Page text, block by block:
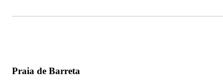
Praia de Barreta